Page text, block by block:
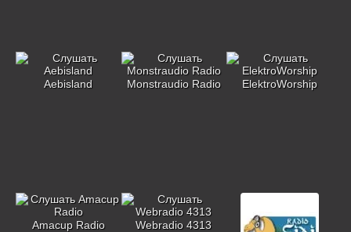
Aebisland Monstraudio Radio ElektroWorship
Amacup Radio Webradio 4313